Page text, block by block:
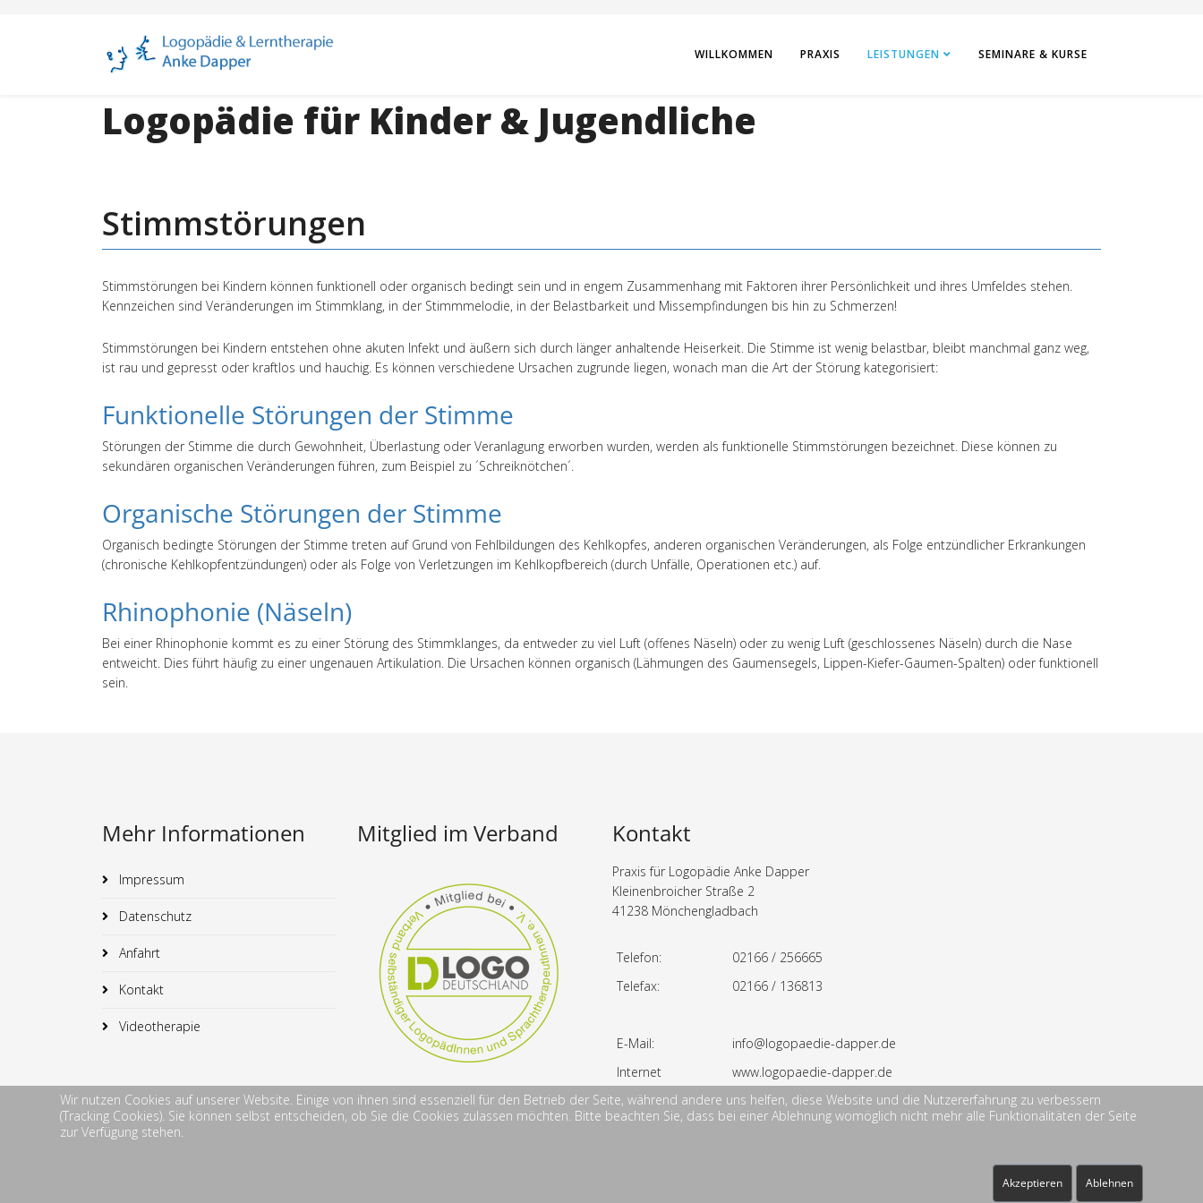
WILLKOMMEN PRAXIS LEISTUNGEN SEMINARE & KURSE
Logopädie für Kinder & Jugendliche
Stimmstörungen
Stimmstörungen bei Kindern können funktionell oder organisch bedingt sein und in engem Zusammenhang mit Faktoren ihrer Persönlichkeit und ihres Umfeldes stehen.
Kennzeichen sind Veränderungen im Stimmklang, in der Stimmmelodie, in der Belastbarkeit und Missempfindungen bis hin zu Schmerzen!
Stimmstörungen bei Kindern entstehen ohne akuten Infekt und äußern sich durch länger anhaltende Heiserkeit. Die Stimme ist wenig belastbar, bleibt manchmal ganz weg,
ist rau und gepresst oder kraftlos und hauchig. Es können verschiedene Ursachen zugrunde liegen, wonach man die Art der Störung kategorisiert:
Funktionelle Störungen der Stimme
Störungen der Stimme die durch Gewohnheit, Überlastung oder Veranlagung erworben wurden, werden als funktionelle Stimmstörungen bezeichnet. Diese können zu
sekundären organischen Veränderungen führen, zum Beispiel zu ´Schreiknötchen´.
Organische Störungen der Stimme
Organisch bedingte Störungen der Stimme treten auf Grund von Fehlbildungen des Kehlkopfes, anderen organischen Veränderungen, als Folge entzündlicher Erkrankungen
(chronische Kehlkopfentzündungen) oder als Folge von Verletzungen im Kehlkopfbereich (durch Unfälle, Operationen etc.) auf.
Rhinophonie (Näseln)
Bei einer Rhinophonie kommt es zu einer Störung des Stimmklanges, da entweder zu viel Luft (offenes Näseln) oder zu wenig Luft (geschlossenes Näseln) durch die Nase
entweicht. Dies führt häufig zu einer ungenauen Artikulation. Die Ursachen können organisch (Lähmungen des Gaumensegels, Lippen-Kiefer-Gaumen-Spalten) oder funktionell
sein.
Mehr Informationen
Impressum
Datenschutz
Anfahrt
Kontakt
Videotherapie
Mitglied im Verband Kontakt
Praxis für Logopädie Anke Dapper
Kleinenbroicher Straße 2
41238 Mönchengladbach
Telefon:
02166 / 256665
Telefax:
02166 / 136813
E-Mail:
info@logopaedie-dapper.de
Internet
www.logopaedie-dapper.de
Wir nutzen Cookies auf unserer Website. Einige von ihnen sind essenziell für den Betrieb der Seite, während andere uns helfen, diese Website und die Nutzererfahrung zu verbessern
(Tracking Cookies). Sie können selbst entscheiden, ob Sie die Cookies zulassen möchten. Bitte beachten Sie, dass bei einer Ablehnung womöglich nicht mehr alle Funktionalitäten der Seite
zur Verfügung stehen.
Akzeptieren Ablehnen